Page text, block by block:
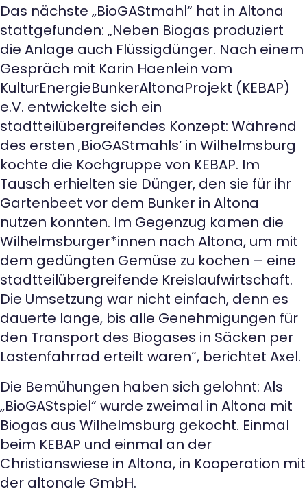
Das nächste „BioGAStmahl“ hat in Altona
stattgefunden: „Neben Biogas produziert
die Anlage auch Flüssigdünger. Nach einem
Gespräch mit Karin Haenlein vom
KulturEnergieBunkerAltonaProjekt (KEBAP)
e.V. entwickelte sich ein
stadtteilübergreifendes Konzept: Während
des ersten ‚BioGAStmahls‘ in Wilhelmsburg
kochte die Kochgruppe von KEBAP. Im
Tausch erhielten sie Dünger, den sie für ihr
Gartenbeet vor dem Bunker in Altona
nutzen konnten. Im Gegenzug kamen die
Wilhelmsburger*innen nach Altona, um mit
dem gedüngten Gemüse zu kochen – eine
stadtteilübergreifende Kreislaufwirtschaft.
Die Umsetzung war nicht einfach, denn es
dauerte lange, bis alle Genehmigungen für
den Transport des Biogases in Säcken per
Lastenfahrrad erteilt waren“, berichtet Axel.
Die Bemühungen haben sich gelohnt: Als
„BioGAStspiel“ wurde zweimal in Altona mit
Biogas aus Wilhelmsburg gekocht. Einmal
beim KEBAP und einmal an der
Christianswiese in Altona, in Kooperation mit
der altonale GmbH.